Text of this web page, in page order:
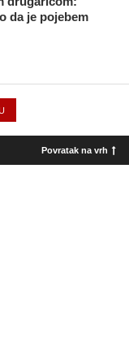
da je pojebem
Povratak na vrh